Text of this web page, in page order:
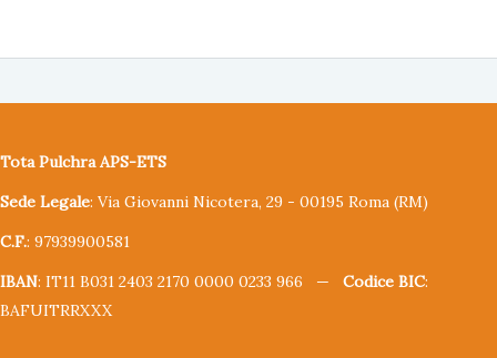
Tota Pulchra APS-ETS
Sede Legale: Via Giovanni Nicotera, 29 - 00195 Roma (RM)
C.F.: 97939900581
IBAN: IT11 B031 2403 2170 0000 0233 966 — Codice BIC:
BAFUITRRXXX